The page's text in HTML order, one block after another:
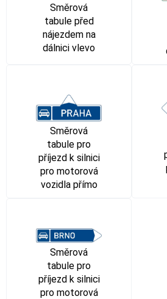
Směrová
tabule před
nájezdem na
dálnici vlevo
Směrová
tabule pro
příjezd k silnici
pro motorová
vozidla přímo
Směrová
tabule pro
příjezd k silnici
pro motorová